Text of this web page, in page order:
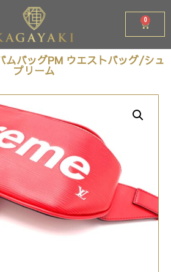
0
ムバッグPM ウエストバッグ/シュ
プリーム